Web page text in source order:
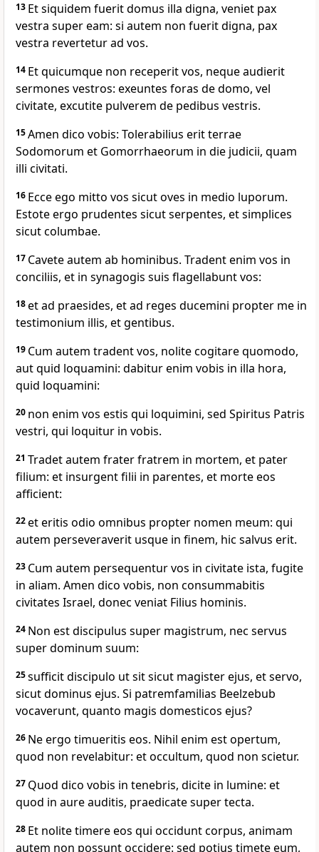
13 Et siquidem fuerit domus illa digna, veniet pax
vestra super eam: si autem non fuerit digna, pax
vestra revertetur ad vos.
14 Et quicumque non receperit vos, neque audierit
sermones vestros: exeuntes foras de domo, vel
civitate, excutite pulverem de pedibus vestris.
15Amen dico vobis: Tolerabilius erit terrae
Sodomorum et Gomorrhaeorum in die judicii, quam
illi civitati.
16 Ecce ego mitto vos sicut oves in medio luporum.
Estote ergo prudentes sicut serpentes, et simplices
sicut columbae.
17 Cavete autem ab hominibus. Tradent enim vos in
conciliis, et in synagogis suis flagellabunt vos:
18et ad praesides, et ad reges ducemini propter me in
testimonium illis, et gentibus.
19 Cum autem tradent vos, nolite cogitare quomodo,
aut quid loquamini: dabitur enim vobis in illa hora,
quid loquamini:
20 non enim vos estis qui loquimini, sed Spiritus Patris
vestri, qui loquitur in vobis.
21 Tradet autem frater fratrem in mortem, et pater
filium: et insurgent filii in parentes, et morte eos
afficient:
22et eritis odio omnibus propter nomen meum: qui
autem perseveraverit usque in finem, hic salvus erit.
23 Cum autem persequentur vos in civitate ista, fugite
in aliam. Amen dico vobis, non consummabitis
civitates Israel, donec veniat Filius hominis.
24 Non est discipulus super magistrum, nec servus
super dominum suum:
25sufficit discipulo ut sit sicut magister ejus, et servo,
sicut dominus ejus. Si patremfamilias Beelzebub
vocaverunt, quanto magis domesticos ejus?
26 Ne ergo timueritis eos. Nihil enim est opertum,
quod non revelabitur: et occultum, quod non scietur.
27 Quod dico vobis in tenebris, dicite in lumine: et
quod in aure auditis, praedicate super tecta.
28 Et nolite timere eos qui occidunt corpus, animam
autem non possunt occidere: sed potius timete eum,